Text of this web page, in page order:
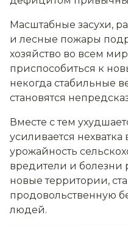
Масштабные засухи,
и лесные пожары
хозяйство во всем
приспособиться к
некогда стабильные
становятся
Вместе с тем
усиливается
урожайность
вредители и болезни
новые территории,
продовольственную
людей.